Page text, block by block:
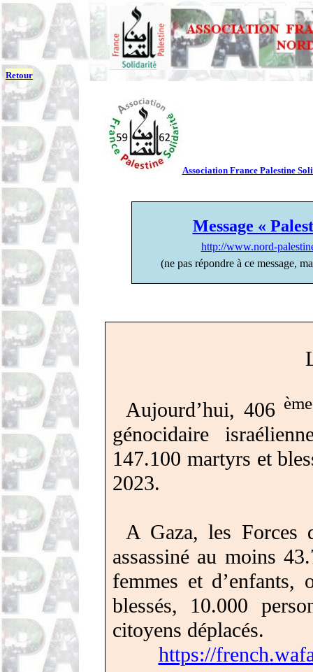
Retour
Association France Palestine
Message «
http://www.nord-
(ne pas répondre à ce message,
Aujourd’hui, 406 ème
génocidaire
147.100 martyrs et
2023.
A Gaza, les Forces
assassiné au moins
femmes et d’enfants,
blessés, 10.000
citoyens déplacés.
https://